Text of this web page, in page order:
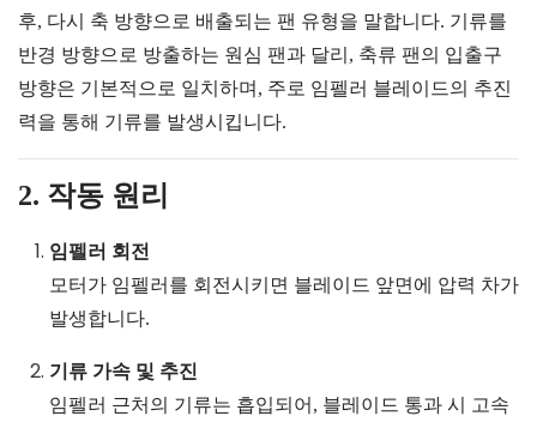
후, 다시 축 방향으로 배출되는 팬 유형을 말합니다. 기류를
반경 방향으로 방출하는 원심 팬과 달리, 축류 팬의 입출구
방향은 기본적으로 일치하며, 주로 임펠러 블레이드의 추진
력을 통해 기류를 발생시킵니다.
2. 작동 원리
임펠러 회전
모터가 임펠러를 회전시키면 블레이드 앞면에 압력 차가
발생합니다.
기류 가속 및 추진
임펠러 근처의 기류는 흡입되어, 블레이드 통과 시 고속